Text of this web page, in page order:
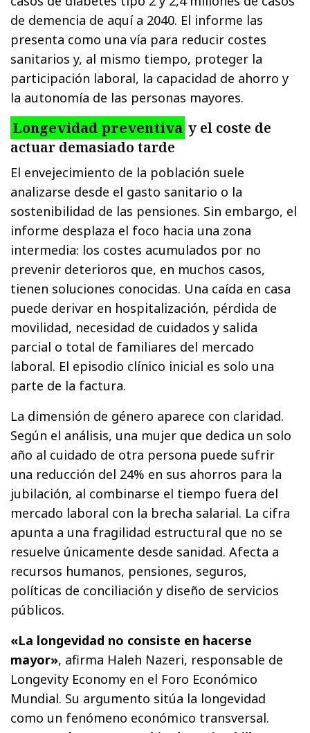
de demencia de aquí a 2040. El informe las
presenta como una vía para reducir costes
sanitarios y, al mismo tiempo, proteger la
participación laboral, la capacidad de ahorro y
la autonomía de las personas mayores.
Longevidad preventiva y el coste de
actuar demasiado tarde
El envejecimiento de la población suele
analizarse desde el gasto sanitario o la
sostenibilidad de las pensiones. Sin embargo, el
informe desplaza el foco hacia una zona
intermedia: los costes acumulados por no
prevenir deterioros que, en muchos casos,
tienen soluciones conocidas. Una caída en casa
puede derivar en hospitalización, pérdida de
movilidad, necesidad de cuidados y salida
parcial o total de familiares del mercado
laboral. El episodio clínico inicial es solo una
parte de la factura.
La dimensión de género aparece con claridad.
Según el análisis, una mujer que dedica un solo
año al cuidado de otra persona puede sufrir
una reducción del 24% en sus ahorros para la
jubilación, al combinarse el tiempo fuera del
mercado laboral con la brecha salarial. La cifra
apunta a una fragilidad estructural que no se
resuelve únicamente desde sanidad. Afecta a
recursos humanos, pensiones, seguros,
políticas de conciliación y diseño de servicios
públicos.
«La longevidad no consiste en hacerse
mayor», afirma Haleh Nazeri, responsable de
Longevity Economy en el Foro Económico
Mundial. Su argumento sitúa la longevidad
como un fenómeno económico transversal.